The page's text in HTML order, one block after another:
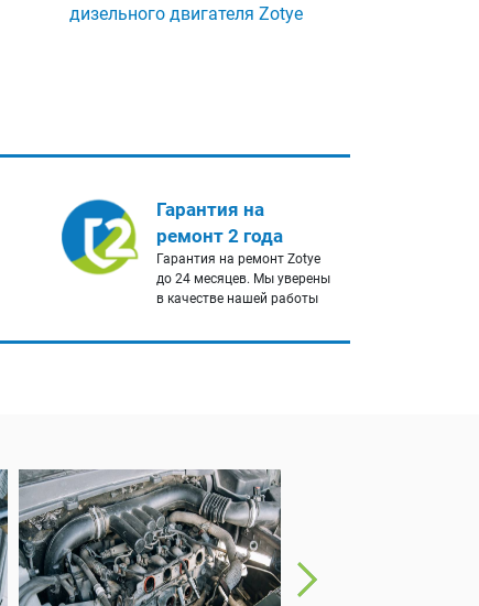
дизельного двигателя Zotye
Гарантия на
ремонт 2 года
Гарантия на ремонт Zotye
до 24 месяцев. Мы уверены
в качестве нашей работы